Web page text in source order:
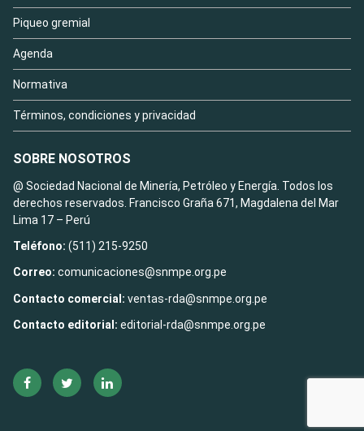
Piqueo gremial
Agenda
Normativa
Términos, condiciones y privacidad
SOBRE NOSOTROS
@ Sociedad Nacional de Minería, Petróleo y Energía. Todos los
derechos reservados. Francisco Graña 671, Magdalena del Mar
Lima 17 – Perú
Teléfono: (511) 215-9250
Correo: comunicaciones@snmpe.org.pe
Contacto comercial: ventas-rda@snmpe.org.pe
Contacto editorial: editorial-rda@snmpe.org.pe